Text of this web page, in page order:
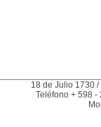
18 de Julio 1730
Teléfono + 598 -